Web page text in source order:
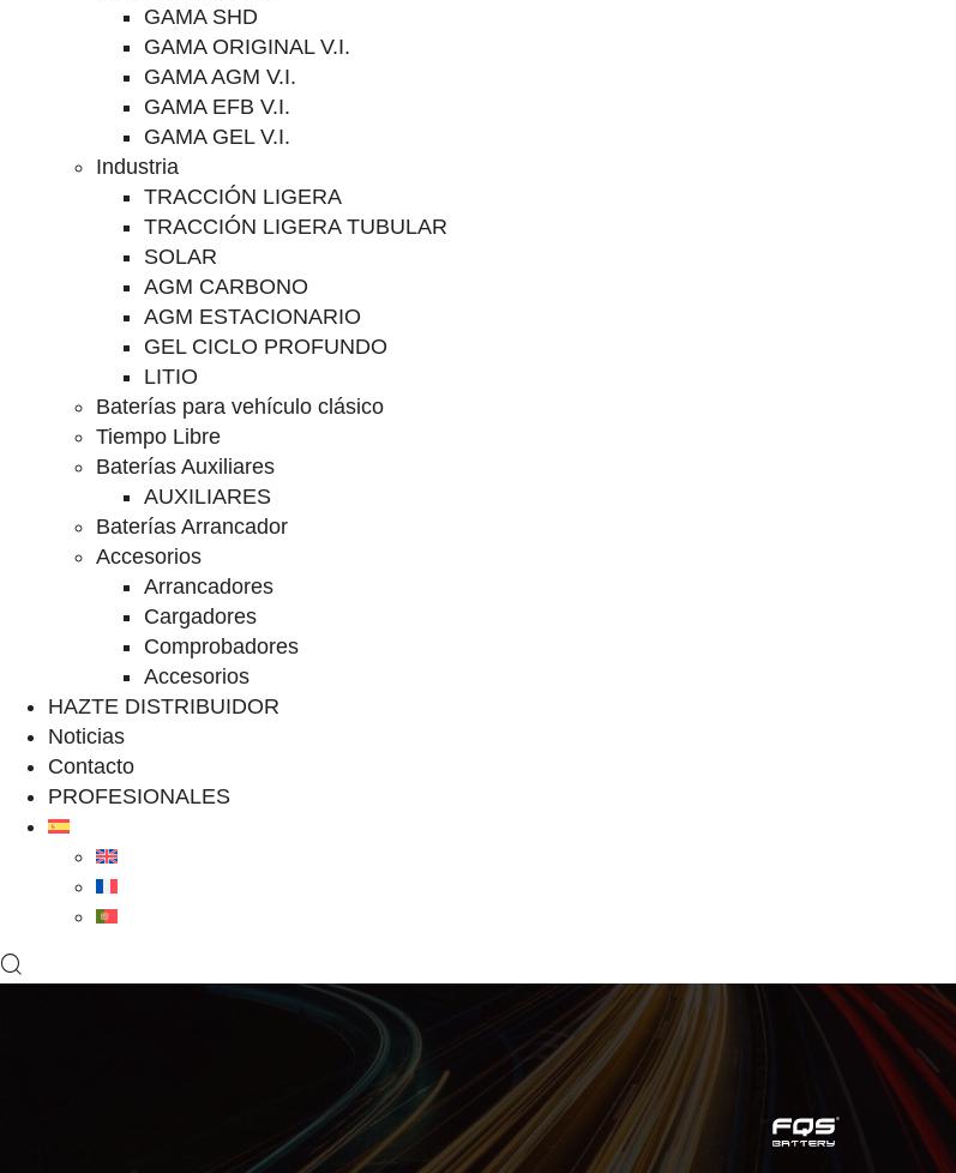
GAMA SHD
GAMA ORIGINAL V.I.
GAMA AGM V.I.
GAMA EFB V.I.
GAMA GEL V.I.
Industria
TRACCIÓN LIGERA
TRACCIÓN LIGERA TUBULAR
SOLAR
AGM CARBONO
AGM ESTACIONARIO
GEL CICLO PROFUNDO
LITIO
Baterías para vehículo clásico
Tiempo Libre
Baterías Auxiliares
AUXILIARES
Baterías Arrancador
Accesorios
Arrancadores
Cargadores
Comprobadores
Accesorios
HAZTE DISTRIBUIDOR
Noticias
Contacto
PROFESIONALES